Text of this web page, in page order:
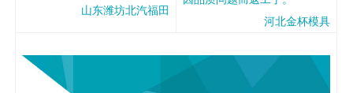
山东潍坊北汽福田
河北金杯模具